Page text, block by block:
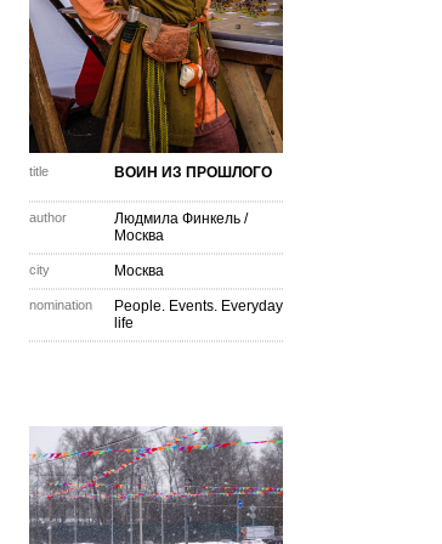
title ВОИН ИЗ ПРОШЛОГО
author Людмила Финкель /
Москва
city Москва
nomination
People. Events. Everyday
life